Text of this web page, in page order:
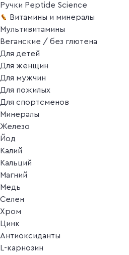
Ручки Peptide Science
Витамины и минералы
Мультивитамины
Веганские / без глютена
Для детей
Для женщин
Для мужчин
Для пожилых
Для спортсменов
Минералы
Железо
Йод
Калий
Кальций
Магний
Медь
Селен
Хром
Цинк
Антиоксиданты
L-карнозин